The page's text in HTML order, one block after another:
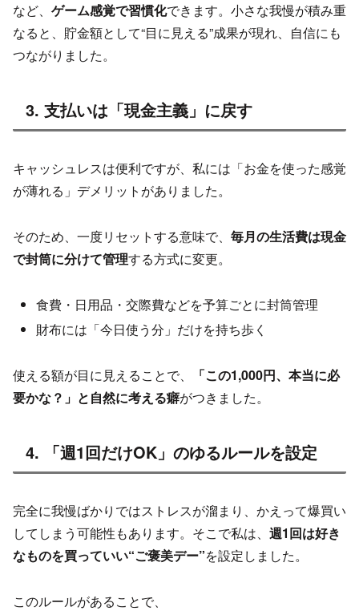
など、 ゲーム感覚で習慣化できます。小さな我慢が積み重
なると、貯金額として“目に見える”成果が現れ、自信にも
つながりました。
3. 支払いは「現金主義」に戻す
キャッシュレスは便利ですが、私には「お金を使った感覚
が薄れる」デメリットがありました。
そのため、一度リセットする意味で、 毎月の生活費は現金
で封筒に分けて管理する方式に変更。
食費・日用品・交際費などを予算ごとに封筒管理
財布には「今日使う分」だけを持ち歩く
使える額が目に見えることで、
「この1,000円、本当に必
要かな？」と自然に考える癖がつきました。
4. 「週1回だけOK」のゆるルールを設定
完全に我慢ばかりではストレスが溜まり、かえって爆買い
してしまう可能性もあります。そこで私は、 週1回は好き
なものを買っていい“ご褒美デー”を設定しました。
このルールがあることで、